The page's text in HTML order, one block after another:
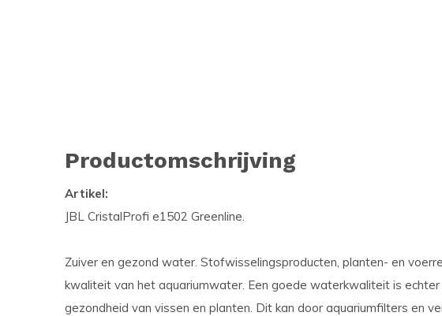
Productomschrijving
Artikel:
JBL CristalProfi e1502 Greenline.
Zuiver en gezond water. Stofwisselingsproducten, planten- en
kwaliteit van het aquariumwater. Een goede waterkwaliteit is echter
gezondheid van vissen en planten. Dit kan door aquariumfilters en